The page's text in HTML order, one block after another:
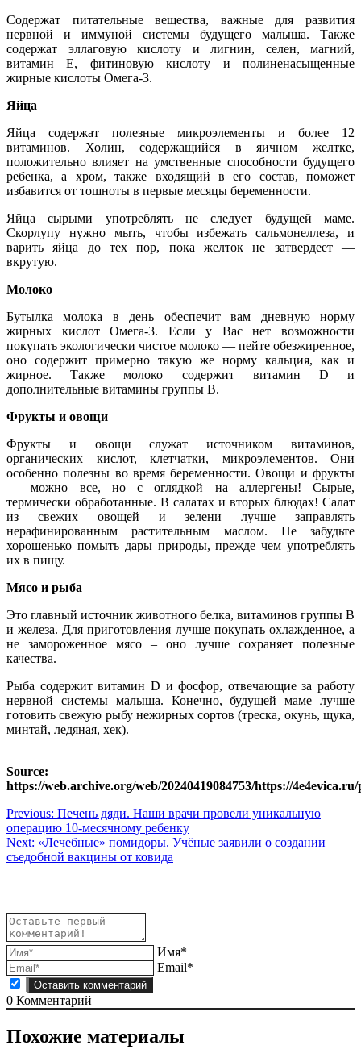
Содержат питательные вещества, важные для развития
нервной и иммуной системы будущего малыша. Также
содержат эллаговую кислоту и лигнин, селен, магний,
витамин Е, фитиновую кислоту и полиненасыщенные
жирные кислоты Омега-3.
Яйца
Яйца содержат полезные микроэлементы и более 12
витаминов. Холин, содержащийся в яичном желтке,
положительно влияет на умственные способности будущего
ребенка, а хром, также входящий в его состав, поможет
избавится от тошноты в первые месяцы беременности.
Яйца сырыми употреблять не следует будущей маме.
Скорлупу нужно мыть, чтобы избежать сальмонеллеза, и
варить яйца до тех пор, пока желток не затвердеет —
вкрутую.
Молоко
Бутылка молока в день обеспечит вам дневную норму
жирных кислот Омега-3. Если у Вас нет возможности
покупать экологически чистое молоко — пейте обезжиренное,
оно содержит примерно такую же норму кальция, как и
жирное. Также молоко содержит витамин D и
дополнительные витамины группы В.
Фрукты и овощи
Фрукты и овощи служат источником витаминов,
органических кислот, клетчатки, микроэлементов. Они
особенно полезны во время беременности. Овощи и фрукты
— можно все, но с оглядкой на аллергены! Сырые,
термически обработанные. В салатах и вторых блюдах! Салат
из свежих овощей и зелени лучше заправлять
нерафинированным растительным маслом. Не забудьте
хорошенько помыть дары природы, прежде чем употреблять
их в пищу.
Мясо и рыба
Это главный источник животного белка, витаминов группы В
и железа. Для приготовления лучше покупать охлажденное, а
не замороженное мясо – оно лучше сохраняет полезные
качества.
Рыба содержит витамин D и фосфор, отвечающие за работу
нервной системы малыша. Конечно, будущей маме лучше
готовить свежую рыбу нежирных сортов (треска, окунь, щука,
минтай, ледяная, хек).
Source:
https://web.archive.org/web/20240419084753/https://4e4evica.ru/
Навигация
по
записям
Previous: Печень дяди. Наши врачи провели уникальную
операцию 10-месячному ребенку
Next: «Лечебные» помидоры. Учёные заявили о создании
съедобной вакцины от ковида
Имя*
Email*
0 Комментарий
Похожие материалы